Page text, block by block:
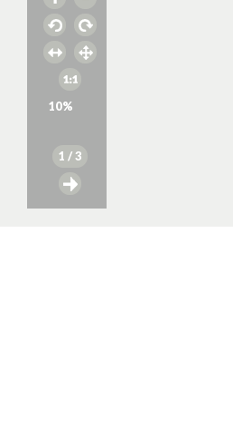
10%
1 / 3